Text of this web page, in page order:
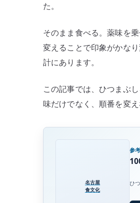
お
漬
け
で
し
む
古
た。
そのまま食べる。薬味を
変えることで印象がかな
計にあります。
この記事では、ひつまぶ
味だけでなく、順番を変
名古屋
食文化
参
ひ